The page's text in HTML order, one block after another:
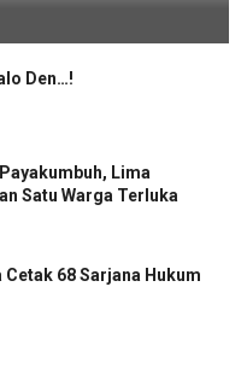
Den…!
Lima
Satu Warga Terluka
68 Sarjana Hukum